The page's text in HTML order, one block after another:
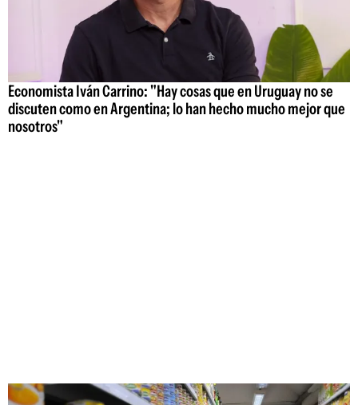
Economista Iván Carrino: "Hay cosas que en Uruguay no se
discuten como en Argentina; lo han hecho mucho mejor que
nosotros"